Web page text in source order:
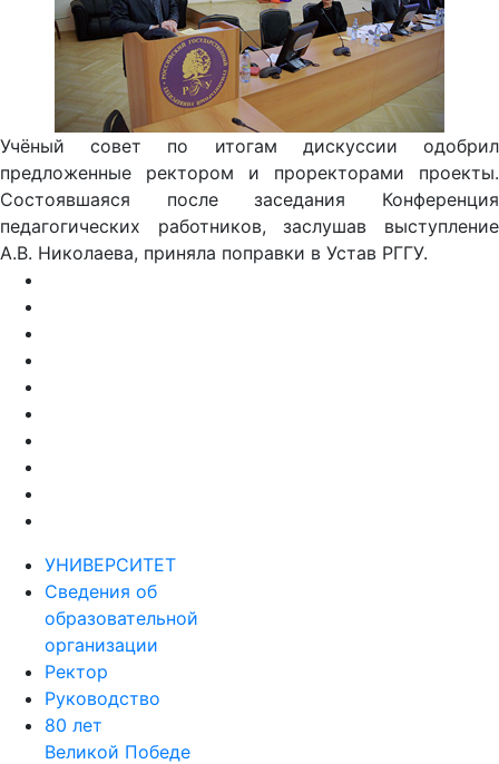
Учёный совет по итогам дискуссии одобрил
предложенные ректором и проректорами проекты.
Состоявшаяся после заседания Конференция
педагогических работников, заслушав выступление
А.В. Николаева, приняла поправки в Устав РГГУ.
УНИВЕРСИТЕТ
Сведения об
образовательной
организации
Ректор
Руководство
80 лет
Великой Победе